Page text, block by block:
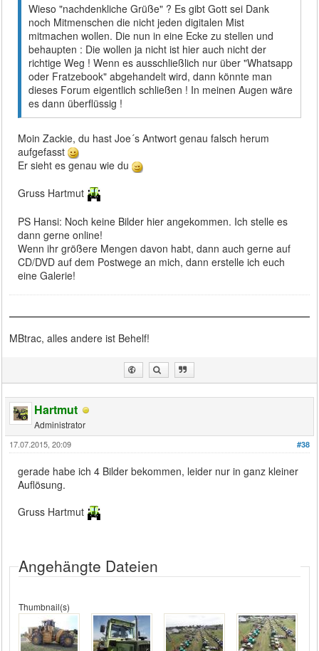
Wieso "nachdenkliche Grüße" ? Es gibt Gott sei Dank
noch Mitmenschen die nicht jeden digitalen Mist
mitmachen wollen. Die nun in eine Ecke zu stellen und
behaupten : Die wollen ja nicht ist hier auch nicht der
richtige Weg ! Wenn es ausschließlich nur über "Whatsapp
oder Fratzebook" abgehandelt wird, dann könnte man
dieses Forum eigentlich schließen ! In meinen Augen wäre
es dann überflüssig !
Moin Zackie, du hast Joe´s Antwort genau falsch herum
aufgefasst
Er sieht es genau wie du
Gruss Hartmut
PS Hansi: Noch keine Bilder hier angekommen. Ich stelle es
dann gerne online!
Wenn ihr größere Mengen davon habt, dann auch gerne auf
CD/DVD auf dem Postwege an mich, dann erstelle ich euch
eine Galerie!
MBtrac, alles andere ist Behelf!
Hartmut
Administrator
#38
17.07.2015, 20:09
gerade habe ich 4 Bilder bekommen, leider nur in ganz kleiner
Auflösung.
Gruss Hartmut
Angehängte Dateien
Thumbnail(s)